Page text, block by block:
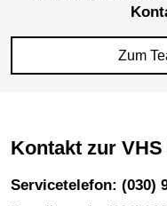
Zum
Kontakt zur
Servicetelefon: (030)